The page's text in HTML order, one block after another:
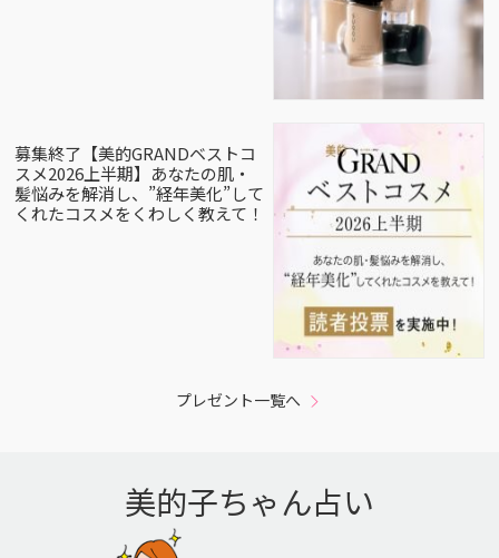
募集終了【美的GRANDベストコ
スメ2026上半期】あなたの肌・
髪悩みを解消し、”経年美化”して
くれたコスメをくわしく教えて！
プレゼント一覧へ
美的子ちゃん占い